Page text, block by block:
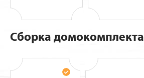
Сборка домокомплекта